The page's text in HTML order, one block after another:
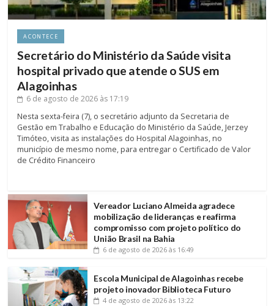
ACONTECE
Secretário do Ministério da Saúde visita
hospital privado que atende o SUS em
Alagoinhas
6 de agosto de 2026 às 17:19
Nesta sexta-feira (7), o secretário adjunto da Secretaria de
Gestão em Trabalho e Educação do Ministério da Saúde, Jerzey
Timóteo, visita as instalações do Hospital Alagoinhas, no
município de mesmo nome, para entregar o Certificado de Valor
de Crédito Financeiro
Vereador Luciano Almeida agradece
mobilização de lideranças e reafirma
compromisso com projeto político do
União Brasil na Bahia
6 de agosto de 2026 às 16:49
Escola Municipal de Alagoinhas recebe
projeto inovador Biblioteca Futuro
4 de agosto de 2026 às 13:22